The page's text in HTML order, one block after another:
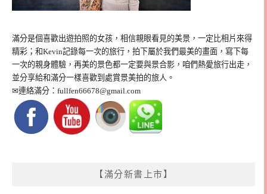
滿分是個喜歡出遊拍照的女孩，相信親眼看見的美景，一定比相片來得
精彩；和Kevin記錄每一次的旅行，拍下屬於我們最美的畫面，寫下每
一次的親身體驗，再美的景色都一定要與景合影，咱們熱愛旅行出走，
並分享給和滿分一樣喜歡到處賞景美拍的旅人。
✉連絡滿分： fullfen66678@gmail.com
【滿分新書上市】